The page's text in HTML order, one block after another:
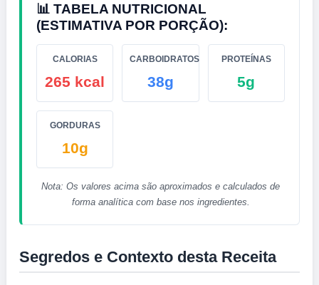
📊 TABELA NUTRICIONAL
(ESTIMATIVA POR PORÇÃO):
CALORIAS
265 kcal
CARBOIDRATOS
38g
PROTEÍNAS
5g
GORDURAS
10g
Nota: Os valores acima são aproximados e calculados de
forma analítica com base nos ingredientes.
Segredos e Contexto desta Receita